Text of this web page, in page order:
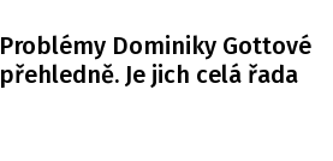
Problémy Dominiky Gottové
přehledně. Je jich celá řada